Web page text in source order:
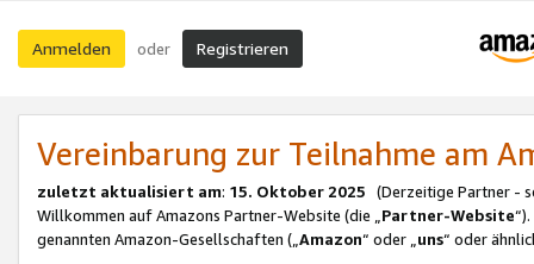
Anmelden oder Registrieren
Vereinbarung zur Teilnahme am
zuletzt aktualisiert am: 15. Oktober 2025 (Derzeitige Partner -
Willkommen auf Amazons Partner-Website (die „Partner-Website
genannten Amazon-Gesellschaften („Amazon“ oder „uns“ oder